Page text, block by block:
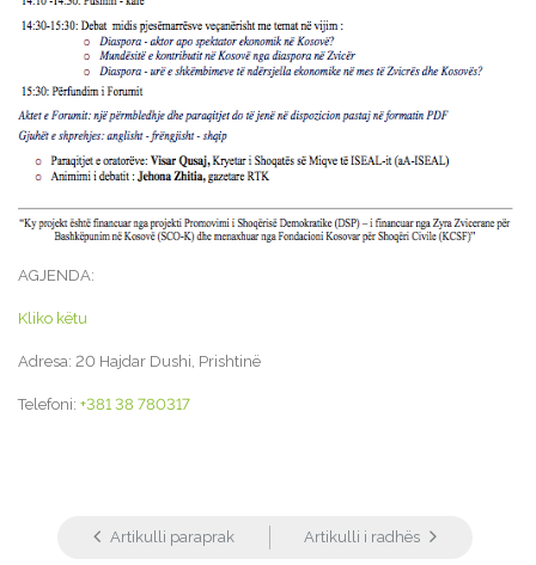
AGJENDA:
Kliko këtu
Adresa: 20 Hajdar Dushi, Prishtinë
Telefoni: +381 38 780317
Artikulli paraprak Artikulli i radhës